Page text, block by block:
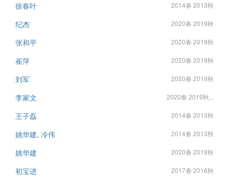
徐春叶 2014春 2013秋
纪杰 2020春 2019秋
张和平 2020春 2019秋
崔萍 2020春 2019秋
刘军 2020春 2019秋
李家文 2020春 2019秋...
王子磊 2014春 2013秋
姚华建, 冷伟 2014春 2013秋
姚华建 2020春 2019秋
初宝进 2017春 2016秋